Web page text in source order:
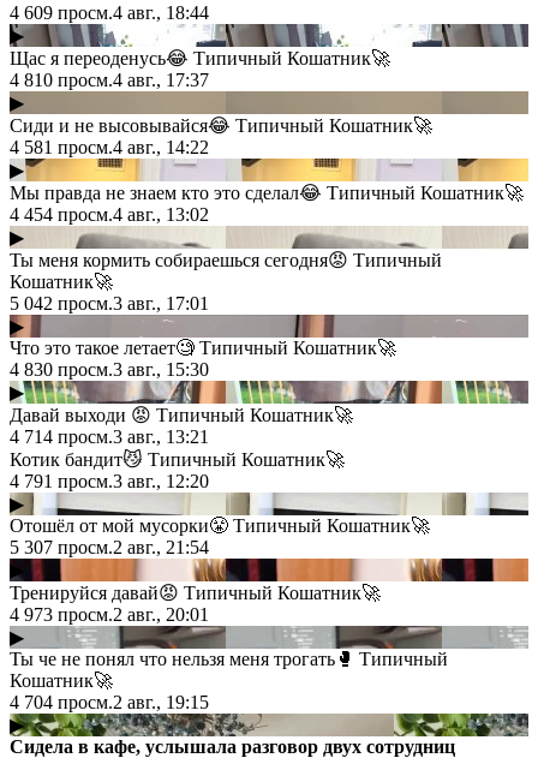
4 609 просм.4 авг., 18:44
▶
Щас я переоденусь😂 Типичный Кошатник🚀
4 810 просм.4 авг., 17:37
▶
Сиди и не высовывайся😂 Типичный Кошатник🚀
4 581 просм.4 авг., 14:22
▶
Мы правда не знаем кто это сделал😂 Типичный Кошатник🚀
4 454 просм.4 авг., 13:02
▶
Ты меня кормить собираешься сегодня😡 Типичный
Кошатник🚀
5 042 просм.3 авг., 17:01
▶
Что это такое летает🧐 Типичный Кошатник🚀
4 830 просм.3 авг., 15:30
▶
Давай выходи 😡 Типичный Кошатник🚀
4 714 просм.3 авг., 13:21
Котик бандит😼 Типичный Кошатник🚀
4 791 просм.3 авг., 12:20
▶
Отошёл от мой мусорки😤 Типичный Кошатник🚀
5 307 просм.2 авг., 21:54
▶
Тренируйся давай😡 Типичный Кошатник🚀
4 973 просм.2 авг., 20:01
▶
Ты че не понял что нельзя меня трогать🥊 Типичный
Кошатник🚀
4 704 просм.2 авг., 19:15
▶
Сидела в кафе, услышала разговор двух сотрудниц